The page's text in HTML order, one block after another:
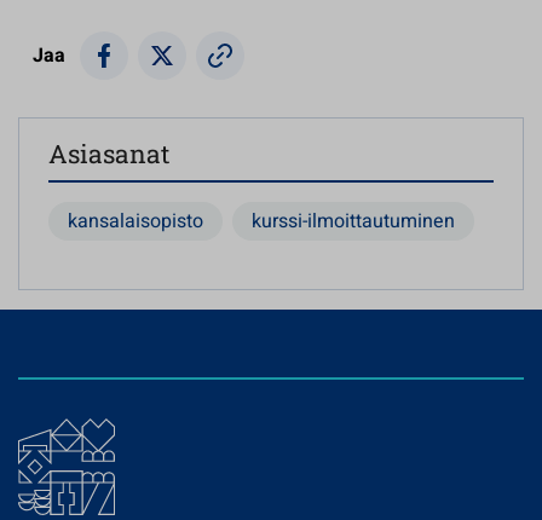
Jaa
Asiasanat
kansalaisopisto kurssi-ilmoittautuminen